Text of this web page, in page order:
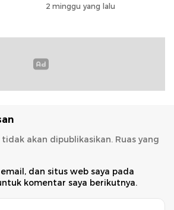
2 minggu yang lalu
akan dipublikasikan. Ruas yang
dan situs web saya pada
komentar saya berikutnya.